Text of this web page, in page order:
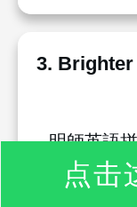
3. Brighter
明師英語
点击